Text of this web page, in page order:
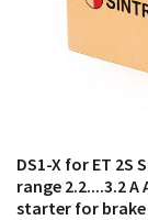
DS1-X for ET
range 2.2....3.2
starter for